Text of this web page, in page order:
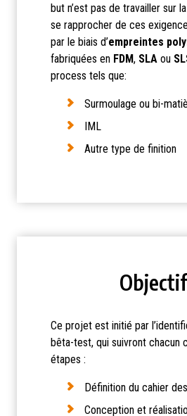
but n’est pas de travailler sur
se rapprocher de ces
par le biais d’empreintes
fabriquées en FDM, SLA ou
process tels que:
Surmoulage ou bi-
IML
Autre type de finition
Ce projet est initié par
bêta-test, qui suivront chacun
étapes :
Définition du cahier
Conception et